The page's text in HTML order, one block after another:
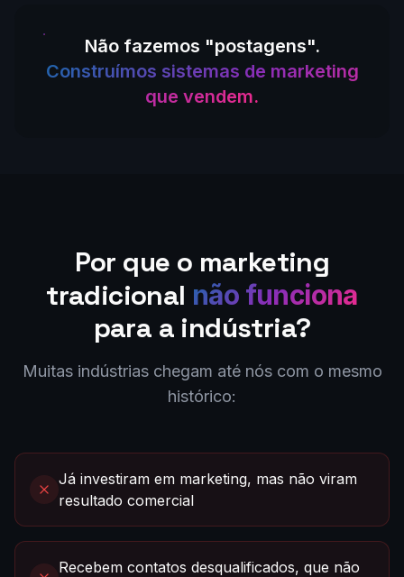
Não fazemos "postagens".
Construímos sistemas de marketing
que vendem.
Por que o marketing
tradicional não funciona
para a indústria?
Muitas indústrias chegam até nós com o mesmo
histórico:
Já investiram em marketing, mas não viram
resultado comercial
Recebem contatos desqualificados, que não